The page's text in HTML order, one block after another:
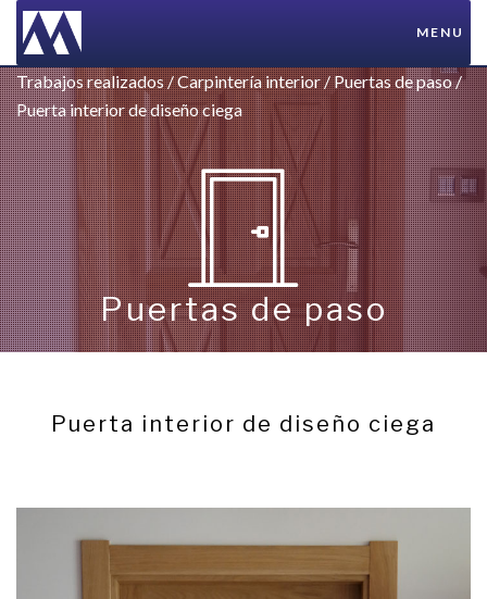
MENU
Trabajos realizados/Carpintería interior/Puertas de paso/
Puerta interior de diseño ciega
Puertas de paso
Puerta interior de diseño ciega